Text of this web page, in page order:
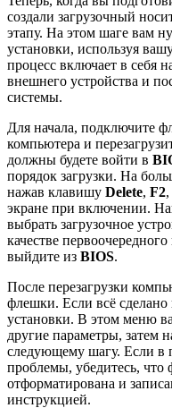
создали загрузочный
этапу. На этом шаге вам
установки, используя
процесс включает в себя
внешнего устройства и
системы.
Для начала, подключите
компьютера и
должны будете войти в
порядок загрузки. На
нажав клавишу Delete, F2,
экране при включении.
выбрать загрузочное
качестве
выйдите из BIOS.
После перезагрузки
флешки. Если всё
установки. В этом меню
другие параметры, затем
следующему шагу. Если в
проблемы, убедитесь, что
отформатирована и
инструкцией.